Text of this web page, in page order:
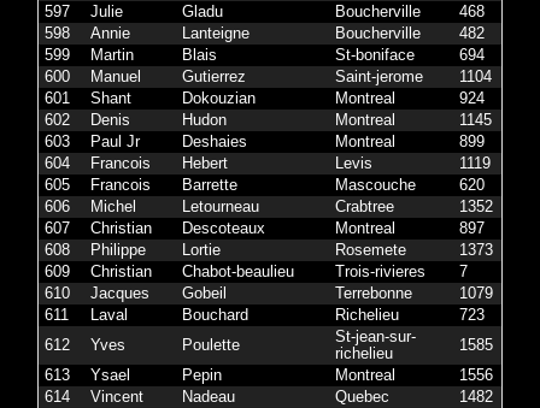
597
Julie Gladu Boucherville 468
598
Annie Lanteigne Boucherville 482
599
Martin Blais St-boniface 694
600
Manuel Gutierrez Saint-jerome 1104
601
Shant Dokouzian Montreal 924
602
Denis Hudon Montreal 1145
603
Paul Jr Deshaies Montreal 899
604
Francois Hebert Levis 1119
605
Francois Barrette Mascouche 620
606
Michel Letourneau Crabtree 1352
607
Christian Descoteaux Montreal 897
608
Philippe Lortie Rosemete 1373
609
Christian Chabot-beaulieu Trois-rivieres 7
610
Jacques Gobeil Terrebonne 1079
611
Laval Bouchard Richelieu 723
612
Yves Poulette
St-jean-sur-
richelieu
1585
613
Ysael Pepin Montreal 1556
614
Vincent Nadeau Quebec 1482